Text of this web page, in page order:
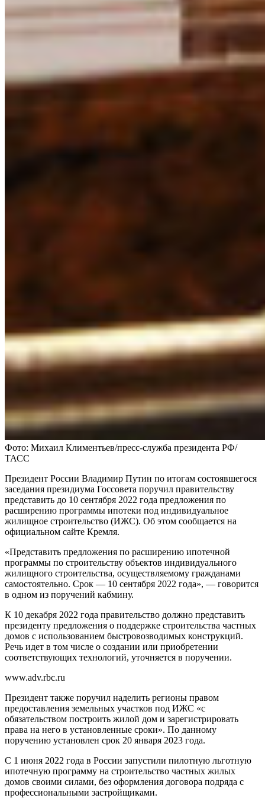
Фото: Михаил Климентьев/пресс-служба президента РФ/
ТАСС
Президент России Владимир Путин по итогам состоявшегося
заседания президиума Госсовета поручил правительству
представить до 10 сентября 2022 года предложения по
расширению программы ипотеки под индивидуальное
жилищное строительство (ИЖС). Об этом сообщается на
официальном сайте Кремля.
«Представить предложения по расширению ипотечной
программы по строительству объектов индивидуального
жилищного строительства, осуществляемому гражданами
самостоятельно. Срок — 10 сентября 2022 года», — говорится
в одном из поручений кабмину.
К 10 декабря 2022 года правительство должно представить
президенту предложения о поддержке строительства частных
домов с использованием быстровозводимых конструкций.
Речь идет в том числе о создании или приобретении
соответствующих технологий, уточняется в поручении.
www.adv.rbc.ru
Президент также поручил наделить регионы правом
предоставления земельных участков под ИЖС «с
обязательством построить жилой дом и зарегистрировать
права на него в установленные сроки». По данному
поручению установлен срок 20 января 2023 года.
С 1 июня 2022 года в России запустили пилотную льготную
ипотечную программу на строительство частных жилых
домов своими силами, без оформления договора подряда с
профессиональными застройщиками.